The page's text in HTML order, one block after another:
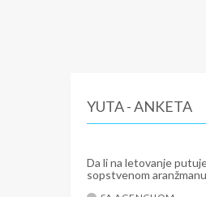
YUTA - ANKETA
Da li na letovanje
sopstvenom